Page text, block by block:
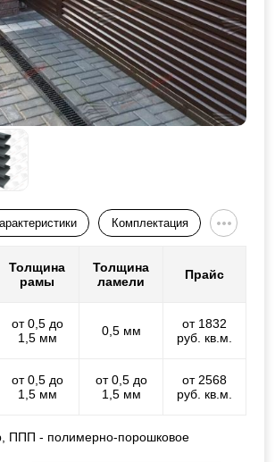
Комплектация
Толщина
рамы
Толщина
ламели
Прайс
от 0,5 до
1,5 мм
0,5 мм
от 1832
руб. кв.м.
от 0,5 до
1,5 мм
от 0,5 до
1,5 мм
от 2568
руб. кв.м.
ППП - полимерно-порошковое